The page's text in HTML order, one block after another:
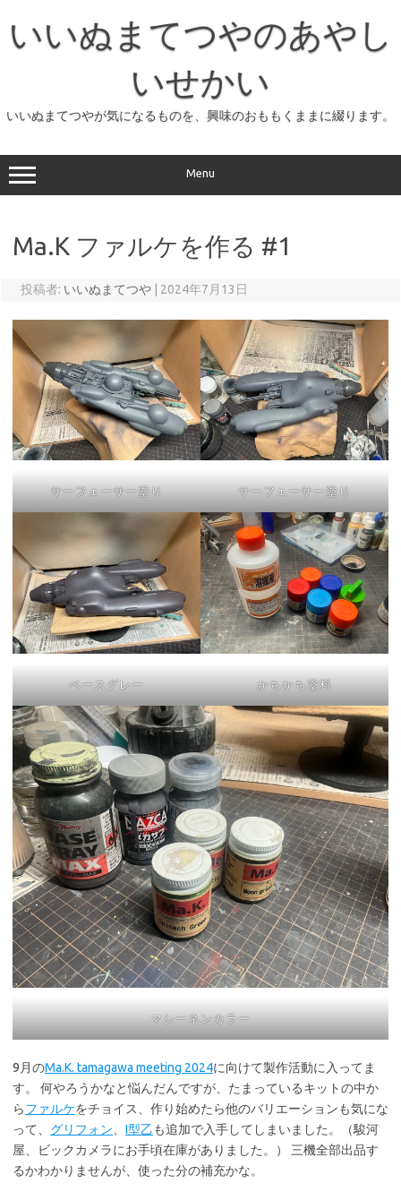
プ
いいぬまてつやのあやし
いせかい
いいぬまてつやが気になるものを、興味のおももくままに綴ります。
Menu
Ma.K ファルケを作る #1
投稿者: いいぬまてつや 2024年7月13日
サーフェーサー塗り サーフェーサー塗り
ベースグレー かちかち塗料
マシーネンカラー
9月のMa.K. tamagawa meeting 2024に向けて製作活動に入ってま
す。 何やろうかなと悩んだんですが、たまっているキットの中か
らファルケをチョイス、作り始めたら他のバリエーションも気にな
って、 グリフォン I型乙も追加で入手してしまいました。（駿河
屋、ビックカメラにお手頃在庫がありました。） 三機全部出品す
るかわかりませんが、使った分の補充かな。